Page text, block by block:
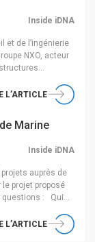
Inside iDNA
et de l’ingénierie
NXO, acteur
ses
L’ARTICLE
Marine
Inside iDNA
auprès de
projet proposé
questions : Qui
L’ARTICLE